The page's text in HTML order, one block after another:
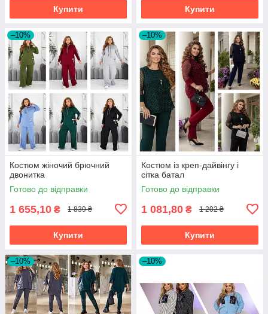
Купити Купити
–10%
Костюм жіночий брючний
двонитка
Готово до відправки
1 655,10 ₴ 1 839 ₴
Купити
–10%
Костюм із креп-дайвінгу і
сітка батал
Готово до відправки
1 081,80 ₴ 1 202 ₴
Купити
–10% –10%